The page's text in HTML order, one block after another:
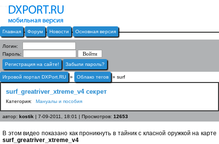
Главная Форум Новости Основная версия
Логин:
Пароль:
Регистрация на сайте!
Забыли пароль?
Игровой портал DXPort.RU » Облако тегов » surf
surf_greatriver_xtreme_v4 секрет
Категория: Мануалы и пособия
автор: kostik | 7-09-2011, 18:01 | Просмотров: 12653
В этом видео показано как проникнуть в тайник с класной оружкой на карте
surf_greatriver_xtreme_v4